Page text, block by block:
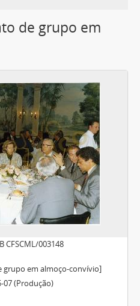
de grupo em
CFSCML/003148
grupo em almoço-convívio]
07 (Produção)